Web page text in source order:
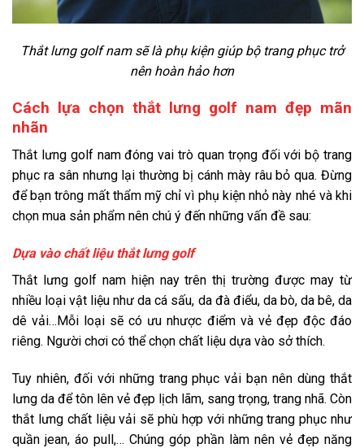
Thắt lưng golf nam sẽ là phụ kiện giúp bộ trang phục trở
nên hoàn hảo hơn
Cách lựa chọn thắt lưng golf nam đẹp mãn
nhãn
Thắt lưng golf nam đóng vai trò quan trọng đối với bộ trang
phục ra sân nhưng lại thường bị cánh mày râu bỏ qua. Đừng
để bạn trông mất thẩm mỹ chỉ vì phụ kiện nhỏ này nhé và khi
chọn mua sản phẩm nên chú ý đến những vấn đề sau:
Dựa vào chất liệu thắt lưng golf
Thắt lưng golf nam hiện nay trên thị trường được may từ
nhiều loại vật liệu như da cá sấu, da đà điểu, da bò, da bê, da
dê vải…Mỗi loại sẽ có ưu nhược điểm và vẻ đẹp độc đáo
riêng. Người chơi có thể chọn chất liệu dựa vào sở thích.
Tuy nhiên, đối với những trang phục vải bạn nên dùng thắt
lưng da để tôn lên vẻ đẹp lịch lãm, sang trọng, trang nhã. Còn
thắt lưng chất liệu vải sẽ phù hợp với những trang phục như
quần jean, áo pull,… Chúng góp phần làm nên vẻ đẹp năng